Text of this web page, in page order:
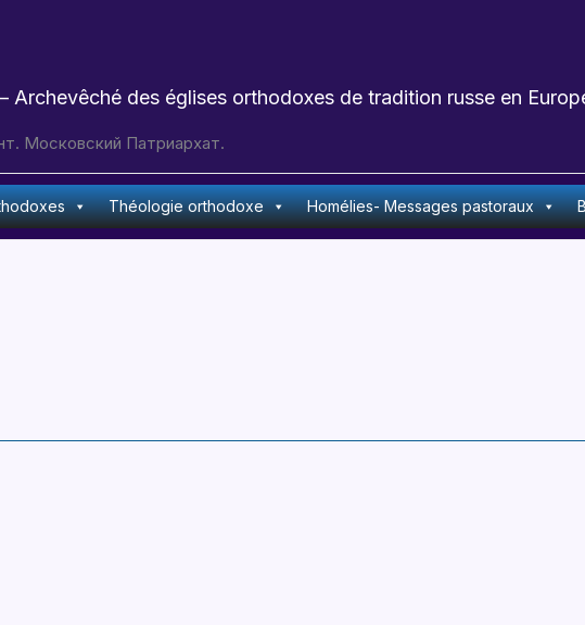
Archevêché des églises orthodoxes de tradition russe en
Московский Патриархат.
Théologie orthodoxe Homélies- Messages pastoraux